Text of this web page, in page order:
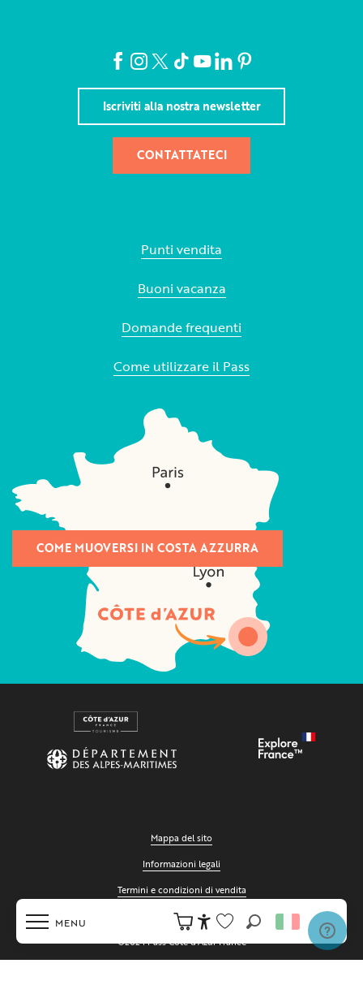
MENU
Accessibilité
Voir les favoris
Ricerca
Iscriviti alla nostra newsletter
CONTATTATECI
Punti vendita
Buoni vacanza
Domande frequenti
Come utilizzare il Pass
COME MUOVERSI IN COSTA AZZURRA
Mappa del sito
Informazioni legali
Termini e condizioni di vendita
Cookies
©2024 Pass Côte d'Azur France